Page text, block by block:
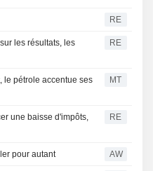
RE
les résultats, les
RE
le pétrole accentue ses
MT
une baisse d'impôts,
RE
pour autant AW